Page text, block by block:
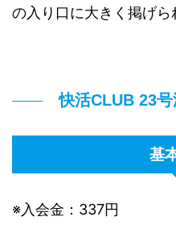
の入り口に大きく掲げら
快活CLUB 23
基
※入会金：337円